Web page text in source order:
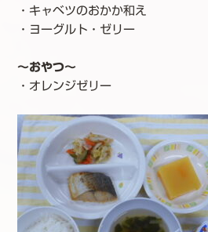
・キャベツのおかか和え
・ヨーグルト・ゼリー
～おやつ～
・オレンジゼリー